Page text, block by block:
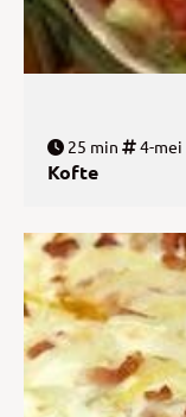
25 min 4-mei
Kofte